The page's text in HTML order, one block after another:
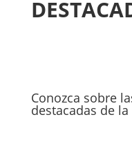
Conozca sobre
destacadas de la